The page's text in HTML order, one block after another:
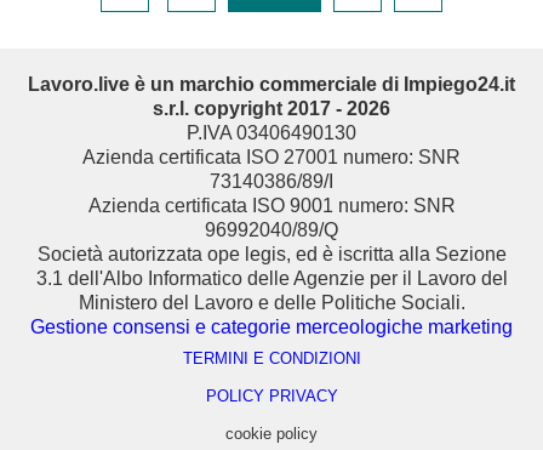
Lavoro.live è un marchio commerciale di Impiego24.it
s.r.l. copyright 2017 - 2026
P.IVA 03406490130
Azienda certificata ISO 27001 numero: SNR
73140386/89/I
Azienda certificata ISO 9001 numero: SNR
96992040/89/Q
Società autorizzata ope legis, ed è iscritta alla Sezione
3.1 dell'Albo Informatico delle Agenzie per il Lavoro del
Ministero del Lavoro e delle Politiche Sociali.
Gestione consensi e categorie merceologiche marketing
TERMINI E CONDIZIONI
POLICY PRIVACY
cookie policy